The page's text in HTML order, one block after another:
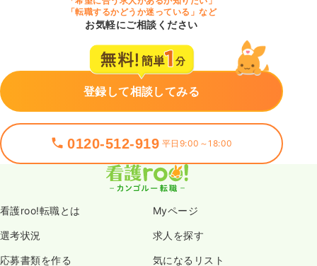
「転職するかどうか迷っている」など
お気軽にご相談ください
登録して相談してみる
0120-512-919 平日9:00～18:00
看護roo!転職とは Myページ
選考状況 求人を探す
応募書類を作る 気になるリスト